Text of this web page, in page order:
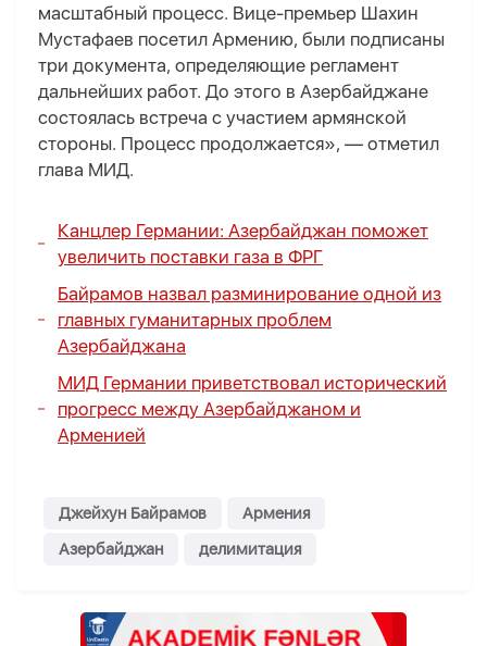
масштабный процесс. Вице-премьер Шахин
Мустафаев посетил Армению, были подписаны
три документа, определяющие регламент
дальнейших работ. До этого в Азербайджане
состоялась встреча с участием армянской
стороны. Процесс продолжается», — отметил
глава МИД.
Канцлер Германии: Азербайджан поможет
увеличить поставки газа в ФРГ
Байрамов назвал разминирование одной из
главных гуманитарных проблем
Азербайджана
МИД Германии приветствовал исторический
прогресс между Азербайджаном и
Арменией
Джейхун Байрамов
Армения
Азербайджан
делимитация